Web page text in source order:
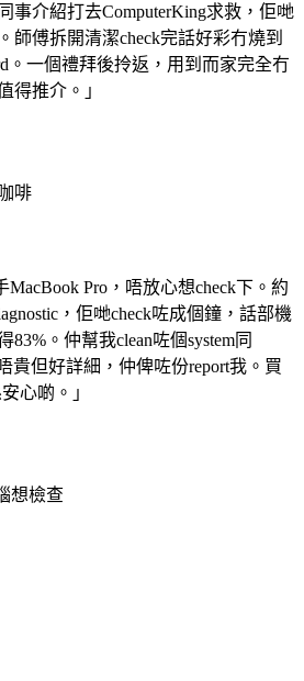
事介紹打去ComputerKing求救，佢哋
師傅拆開清潔check完話好彩冇燒到
。一個禮拜後拎返，用到而家完全冇
得推介。 」
啡
MacBook Pro，唔放心想check下。約
，佢哋check咗成個鐘，話部機
。仲幫我clean咗個system同
貴但好詳細，仲俾咗份report我。買
心啲。 」
想檢查